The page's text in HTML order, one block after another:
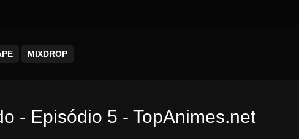
MIXDROP
- Episódio 5 - TopAnimes.net